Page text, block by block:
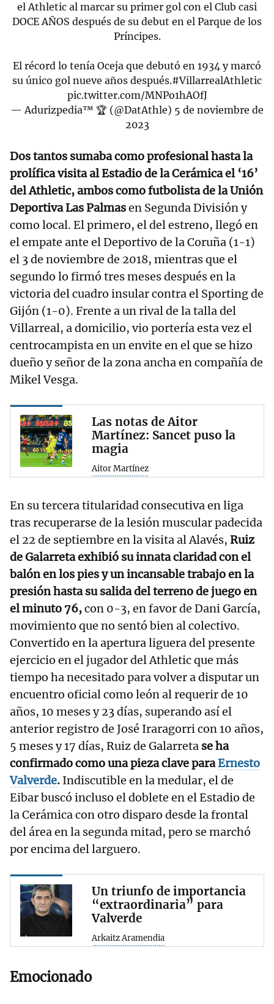
el Athletic al marcar su primer gol con el Club casi
DOCE AÑOS después de su debut en el Parque de los
Príncipes.
El récord lo tenía Oceja que debutó en 1934 y marcó
su único gol nueve años después.#VillarrealAthletic
pic.twitter.com/MNPo1hAOfJ
— Adurizpedia™️ 🏆 (@DatAthle) 5 de noviembre de
2023
Dos tantos sumaba como profesional hasta la
prolífica visita al Estadio de la Cerámica el ‘16’
del Athletic, ambos como futbolista de la Unión
Deportiva Las Palmasen Segunda División y
como local. El primero, el del estreno, llegó en
el empate ante el Deportivo de la Coruña (1-1)
el 3 de noviembre de 2018, mientras que el
segundo lo firmó tres meses después en la
victoria del cuadro insular contra el Sporting de
Gijón (1-0). Frente a un rival de la talla del
Villarreal, a domicilio, vio portería esta vez el
centrocampista en un envite en el que se hizo
dueño y señor de la zona ancha en compañía de
Mikel Vesga.
Las notas de Aitor
Martínez: Sancet puso la
magia
Aitor Martínez
En su tercera titularidad consecutiva en liga
tras recuperarse de la lesión muscular padecida
el 22 de septiembre en la visita al Alavés, Ruiz
de Galarreta exhibió su innata claridad con el
balón en los pies y un incansable trabajo en la
presión hasta su salida del terreno de juego en
el minuto 76,con 0-3, en favor de Dani García,
movimiento que no sentó bien al colectivo.
Convertido en la apertura liguera del presente
ejercicio en el jugador del Athletic que más
tiempo ha necesitado para volver a disputar un
encuentro oficial como león al requerir de 10
años, 10 meses y 23 días, superando así el
anterior registro de José Iraragorri con 10 años,
5 meses y 17 días, Ruiz de Galarreta se ha
confirmado como una pieza clave paraErnesto
Valverde. Indiscutible en la medular, el de
Eibar buscó incluso el doblete en el Estadio de
la Cerámica con otro disparo desde la frontal
del área en la segunda mitad, pero se marchó
por encima del larguero.
Un triunfo de importancia
“extraordinaria” para
Valverde
Arkaitz Aramendia
Emocionado